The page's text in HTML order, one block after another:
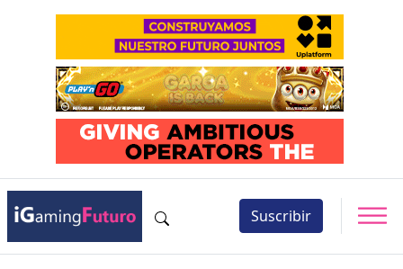
Suscribir